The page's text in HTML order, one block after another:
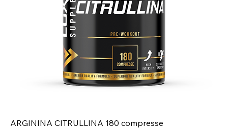
ARGININA CITRULLINA 180 compresse